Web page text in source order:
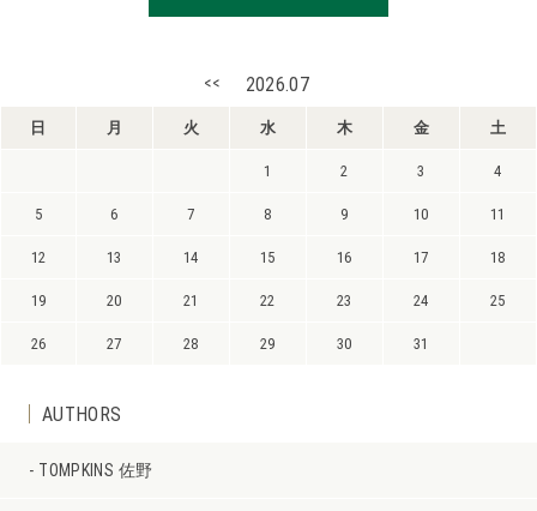
<< 2026.07
日 月 火 水 木 金 土
1 2 3 4
5 6 7 8 9 10 11
12 13 14 15 16 17 18
19 20 21 22 23 24 25
26 27 28 29 30 31
AUTHORS
TOMPKINS 佐野